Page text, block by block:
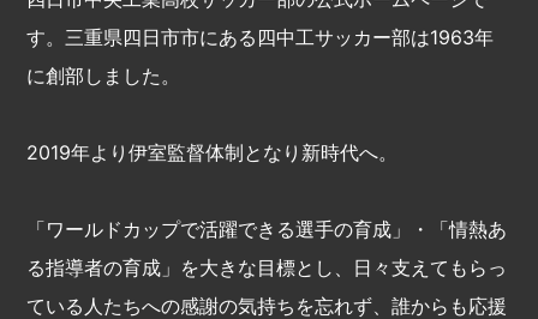
す。三重県四日市市にある四中工サッカー部は1963年
に創部しました。
2019年より伊室監督体制となり新時代へ。
「ワールドカップで活躍できる選手の育成」・「情熱あ
る指導者の育成」を大きな目標とし、日々支えてもらっ
ている人たちへの感謝の気持ちを忘れず、誰からも応援